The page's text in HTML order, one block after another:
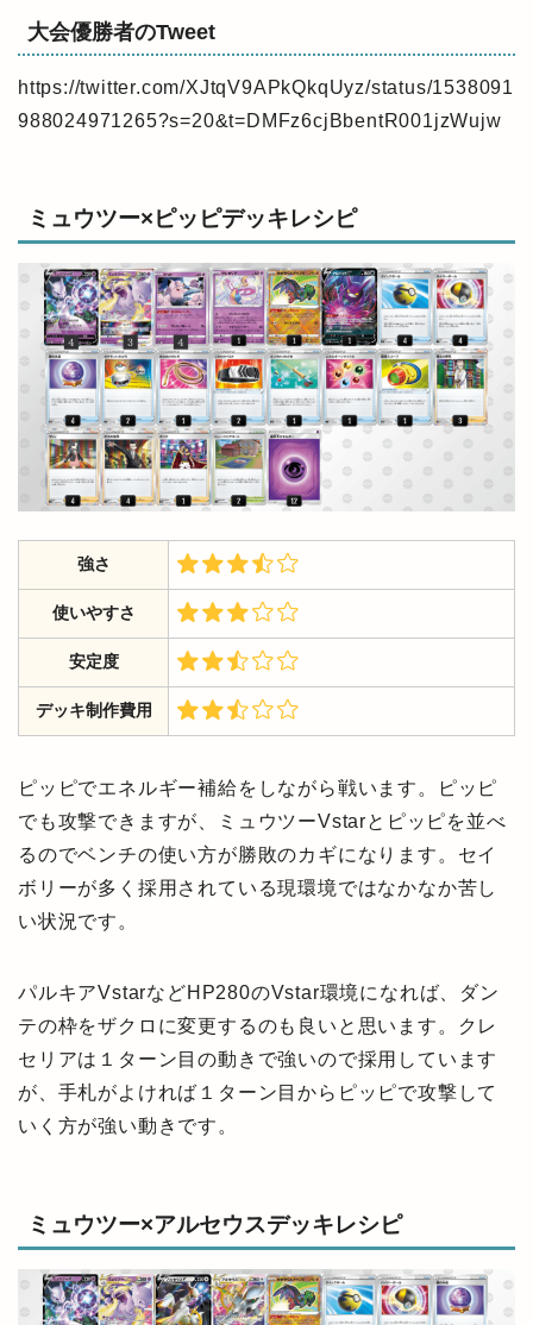
大会優勝者のTweet
https://twitter.com/XJtqV9APkQkqUyz/status/1538091
988024971265?s=20&t=DMFz6cjBbentR001jzWujw
ミュウツー×ピッピデッキレシピ
強さ
使いやすさ
安定度
デッキ制作費用
ピッピでエネルギー補給をしながら戦います。ピッピ
でも攻撃できますが、ミュウツーVstarとピッピを並べ
るのでベンチの使い方が勝敗のカギになります。セイ
ボリーが多く採用されている現環境ではなかなか苦し
い状況です。
パルキアVstarなどHP280のVstar環境になれば、ダン
テの枠をザクロに変更するのも良いと思います。クレ
セリアは１ターン目の動きで強いので採用しています
が、手札がよければ１ターン目からピッピで攻撃して
いく方が強い動きです。
ミュウツー×アルセウスデッキレシピ